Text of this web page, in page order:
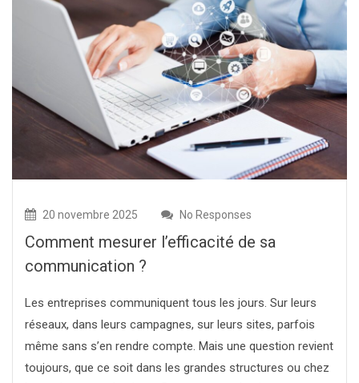
20 novembre 2025 No Responses
Comment mesurer l’efficacité de sa
communication ?
Les entreprises communiquent tous les jours. Sur leurs
réseaux, dans leurs campagnes, sur leurs sites, parfois
même sans s’en rendre compte. Mais une question revient
toujours, que ce soit dans les grandes structures ou chez